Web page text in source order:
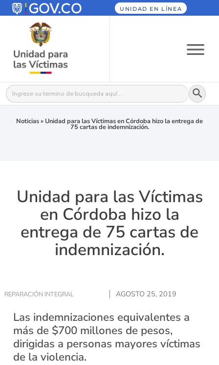
UNIDAD EN LÍNEA
Buscar: Botón
Noticias» Unidad para las Víctimas en Córdoba hizo la entrega de
75 cartas de indemnización.
Unidad para las Víctimas
en Córdoba hizo la
entrega de 75 cartas de
indemnización.
REPARACIÓN INTEGRAL AGOSTO 25, 2019
Las indemnizaciones equivalentes a
más de $700 millones de pesos,
dirigidas a personas mayores víctimas
de la violencia.